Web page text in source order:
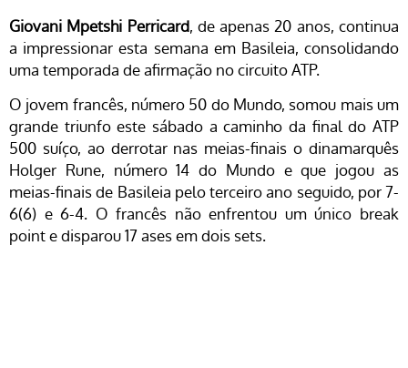
Giovani Mpetshi Perricard, de apenas 20 anos, continua
a impressionar esta semana em Basileia, consolidando
uma temporada de afirmação no circuito ATP.
O jovem francês, número 50 do Mundo, somou mais um
grande triunfo este sábado a caminho da final do ATP
500 suíço, ao derrotar nas meias-finais o dinamarquês
Holger Rune, número 14 do Mundo e que jogou as
meias-finais de Basileia pelo terceiro ano seguido, por 7-
6(6) e 6-4. O francês não enfrentou um único break
point e disparou 17 ases em dois sets.